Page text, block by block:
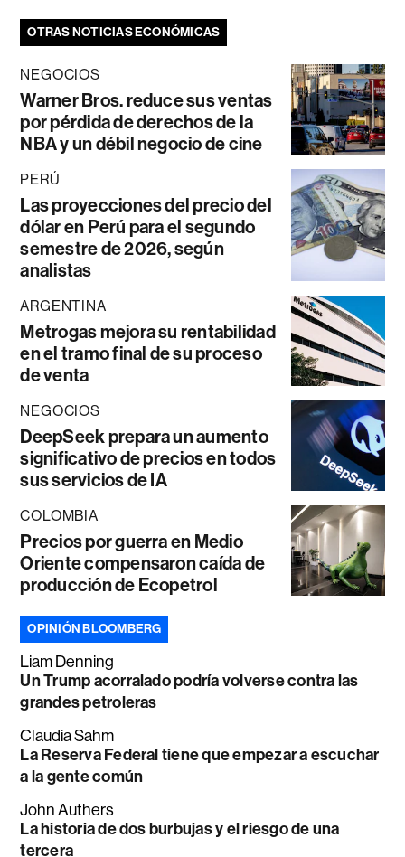
OTRAS NOTICIAS ECONÓMICAS
NEGOCIOS
Warner Bros. reduce sus ventas
por pérdida de derechos de la
NBA y un débil negocio de cine
PERÚ
Las proyecciones del precio del
dólar en Perú para el segundo
semestre de 2026, según
analistas
ARGENTINA
Metrogas mejora su rentabilidad
en el tramo final de su proceso
de venta
NEGOCIOS
DeepSeek prepara un aumento
significativo de precios en todos
sus servicios de IA
COLOMBIA
Precios por guerra en Medio
Oriente compensaron caída de
producción de Ecopetrol
OPINIÓN BLOOMBERG
Liam Denning
Un Trump acorralado podría volverse contra las
grandes petroleras
Claudia Sahm
La Reserva Federal tiene que empezar a escuchar
a la gente común
John Authers
La historia de dos burbujas y el riesgo de una
tercera